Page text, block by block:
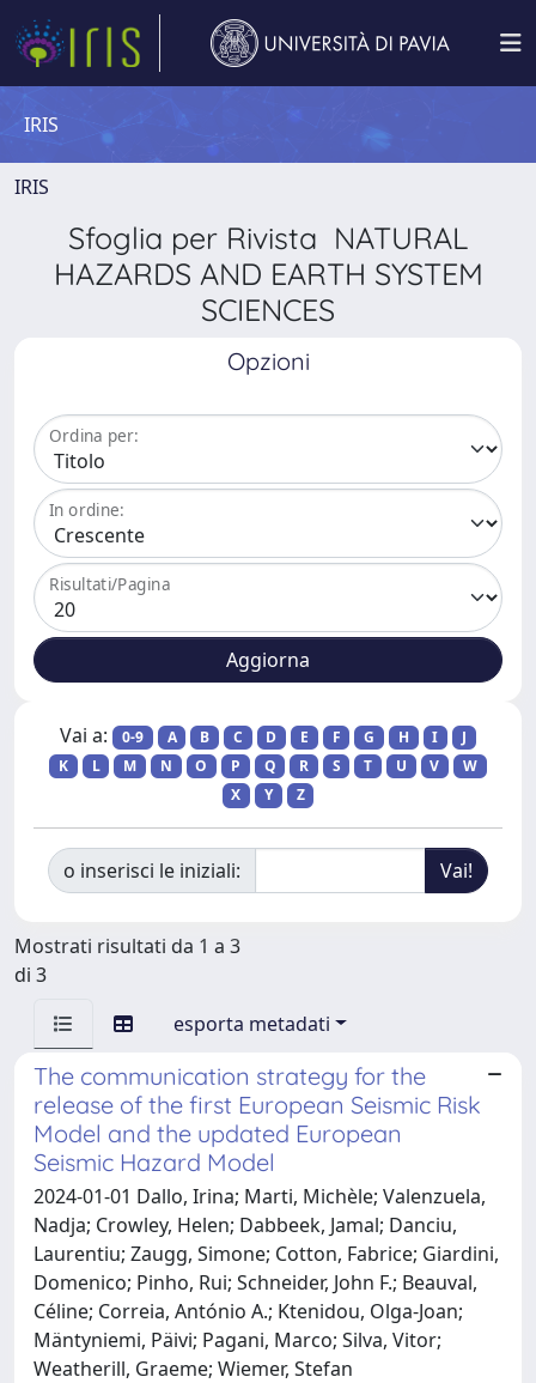
IRIS
IRIS
Sfoglia per Rivista NATURAL
HAZARDS AND EARTH SYSTEM
SCIENCES
Opzioni
Ordina per:
In ordine:
Risultati/Pagina
Vai a: 0-9 A B C D E F G H I
J
K
L M N O P Q R S T U V
W
X
Y Z
o inserisci le iniziali:
Mostrati risultati da 1 a 3
di 3
esporta metadati
The communication strategy for the
release of the first European Seismic Risk
Model and the updated European
Seismic Hazard Model
2024-01-01 Dallo, Irina; Marti, Michèle; Valenzuela,
Nadja; Crowley, Helen; Dabbeek, Jamal; Danciu,
Laurentiu; Zaugg, Simone; Cotton, Fabrice; Giardini,
Domenico; Pinho, Rui; Schneider, John F.; Beauval,
Céline; Correia, António A.; Ktenidou, Olga-Joan;
Mäntyniemi, Päivi; Pagani, Marco; Silva, Vitor;
Weatherill, Graeme; Wiemer, Stefan